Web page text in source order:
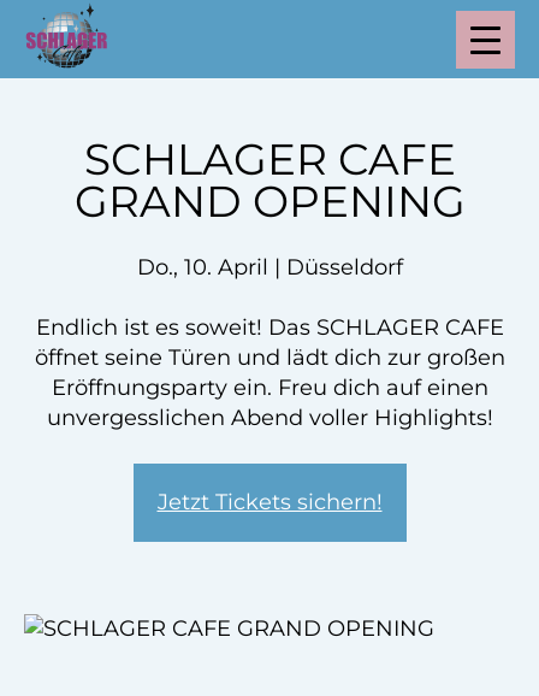
SCHLAGER CAFE
GRAND OPENING
Do., 10. April | Düsseldorf
Endlich ist es soweit! Das SCHLAGER CAFE
öffnet seine Türen und lädt dich zur großen
Eröffnungsparty ein. Freu dich auf einen
unvergesslichen Abend voller Highlights!
Jetzt Tickets sichern!